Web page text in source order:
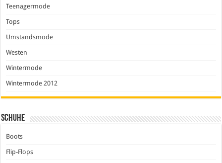
Teenagermode
Tops
Umstandsmode
Westen
Wintermode
Wintermode 2012
Schuhe
Boots
Flip-Flops